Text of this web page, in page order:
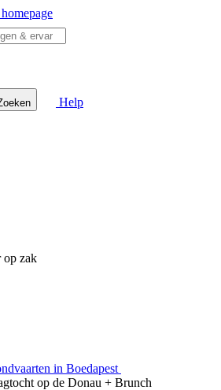
Help
op zak
in Boedapest
op de Donau + Brunch